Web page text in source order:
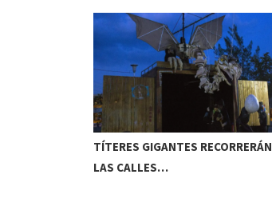
TÍTERES GIGANTES RECORRERÁN
LAS CALLES…